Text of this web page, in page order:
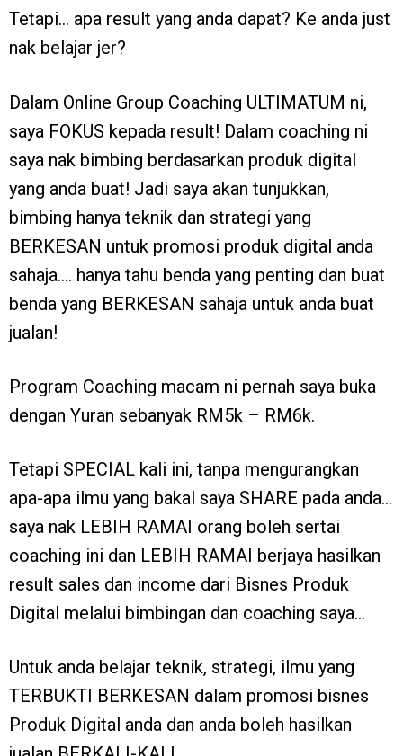
Tetapi… apa result yang anda dapat? Ke anda just
nak belajar jer?
Dalam Online Group Coaching ULTIMATUM ni,
saya FOKUS kepada result! Dalam coaching ni
saya nak bimbing berdasarkan produk digital
yang anda buat! Jadi saya akan tunjukkan,
bimbing hanya teknik dan strategi yang
BERKESAN untuk promosi produk digital anda
sahaja…. hanya tahu benda yang penting dan buat
benda yang BERKESAN sahaja untuk anda buat
jualan!
Program Coaching macam ni pernah saya buka
dengan Yuran sebanyak RM5k – RM6k.
Tetapi SPECIAL kali ini, tanpa mengurangkan
apa-apa ilmu yang bakal saya SHARE pada anda…
saya nak LEBIH RAMAI orang boleh sertai
coaching ini dan LEBIH RAMAI berjaya hasilkan
result sales dan income dari Bisnes Produk
Digital melalui bimbingan dan coaching saya…
Untuk anda belajar teknik, strategi, ilmu yang
TERBUKTI BERKESAN dalam promosi bisnes
Produk Digital anda dan anda boleh hasilkan